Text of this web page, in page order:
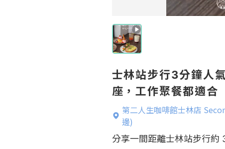
士林站步行3分鐘人
座，工作聚餐都適合
第二人生咖啡館士林店
邊)
分享一間距離士林站步行約